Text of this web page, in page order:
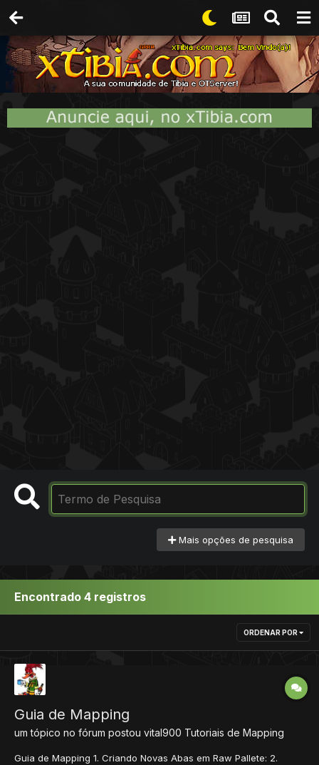
Mais opções de pesquisa
Encontrado 4 registros
ORDENAR POR
Guia de Mapping
um tópico no fórum postou vital900 Tutoriais de Mapping
Guia de Mapping 1. Criando Novas Abas em Raw Pallete: 2.